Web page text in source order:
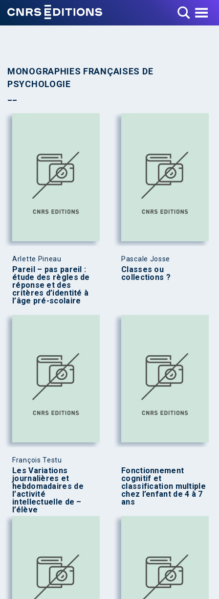
Toggle Menu
MONOGRAPHIES FRANÇAISES DE
PSYCHOLOGIE
Arlette Pineau
Pareil – pas pareil :
étude des règles de
réponse et des
critères d’identité à
l’âge pré-scolaire
Pascale Josse
Classes ou
collections ?
François Testu
Les Variations
journalières et
hebdomadaires de
l’activité
intellectuelle de –
l’élève
Fonctionnement
cognitif et
classification multiple
chez l’enfant de 4 à 7
ans